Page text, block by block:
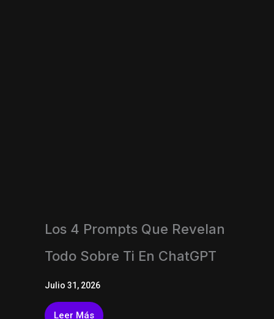
Los 4 Prompts Que Revelan
Todo Sobre Ti En ChatGPT
Julio 31, 2026
Leer Más